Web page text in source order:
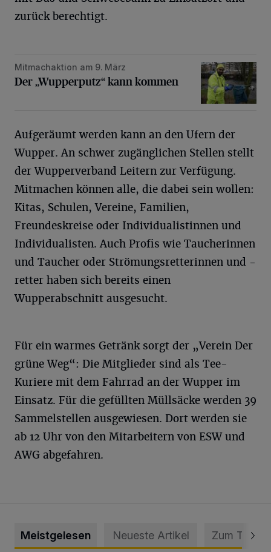
zurück berechtigt.
Der „Wupperputz“ kann kommen
Mitmachaktion am 9. März
Der „Wupperputz“ kann kommen
Aufgeräumt werden kann an den Ufern der
Wupper. An schwer zugänglichen Stellen stellt
der Wupperverband Leitern zur Verfügung.
Mitmachen können alle, die dabei sein wollen:
Kitas, Schulen, Vereine, Familien,
Freundeskreise oder Individualistinnen und
Individualisten. Auch Profis wie Taucherinnen
und Taucher oder Strömungsretterinnen und -
retter haben sich bereits einen
Wupperabschnitt ausgesucht.
Für ein warmes Getränk sorgt der „Verein Der
grüne Weg“: Die Mitglieder sind als Tee-
Kuriere mit dem Fahrrad an der Wupper im
Einsatz. Für die gefüllten Müllsäcke werden 39
Sammelstellen ausgewiesen. Dort werden sie
ab 12 Uhr von den Mitarbeitern von ESW und
AWG abgefahren.
Meistgelesen Neueste Artikel Zum Thema